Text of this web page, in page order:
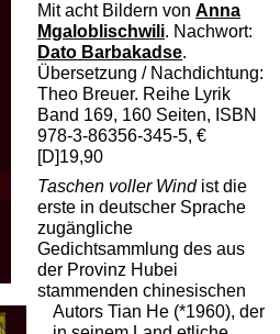
Mit acht Bildern von Anna
Mgaloblischwili. Nachwort:
Dato Barbakadse.
Übersetzung / Nachdichtung:
Theo Breuer. Reihe Lyrik
Band 169, 160 Seiten, ISBN
978-3-86356-345-5, €
[D]19,90
Taschen voller Windist die
erste in deutscher Sprache
zugängliche
Gedichtsammlung des aus
der Provinz Hubei
stammenden chinesischen
Autors Tian He (*1960), der